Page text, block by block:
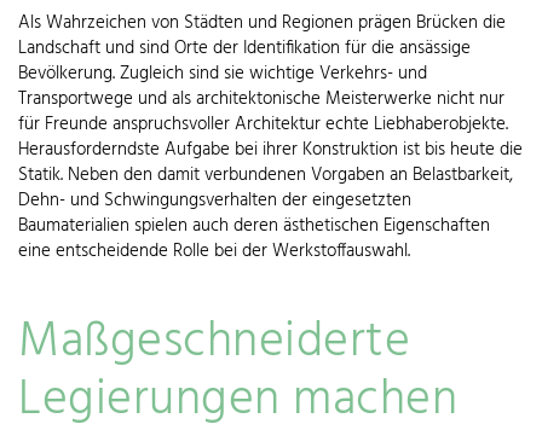
Als Wahrzeichen von Städten und Regionen prägen Brücken die
Landschaft und sind Orte der Identifikation für die ansässige
Bevölkerung. Zugleich sind sie wichtige Verkehrs- und
Transportwege und als architektonische Meisterwerke nicht nur
für Freunde anspruchsvoller Architektur echte Liebhaberobjekte.
Herausforderndste Aufgabe bei ihrer Konstruktion ist bis heute die
Statik. Neben den damit verbundenen Vorgaben an Belastbarkeit,
Dehn- und Schwingungsverhalten der eingesetzten
Baumaterialien spielen auch deren ästhetischen Eigenschaften
eine entscheidende Rolle bei der Werkstoffauswahl.
Maßgeschneiderte
Legierungen machen